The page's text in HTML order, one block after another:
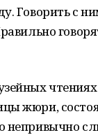
Говорить с
чтениях
жюри,
непривычно